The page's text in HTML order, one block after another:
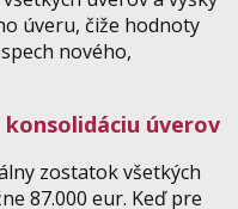
úveru, čiže hodnoty
nového,
úverov
zostatok všetkých
87.000 eur. Keď pre